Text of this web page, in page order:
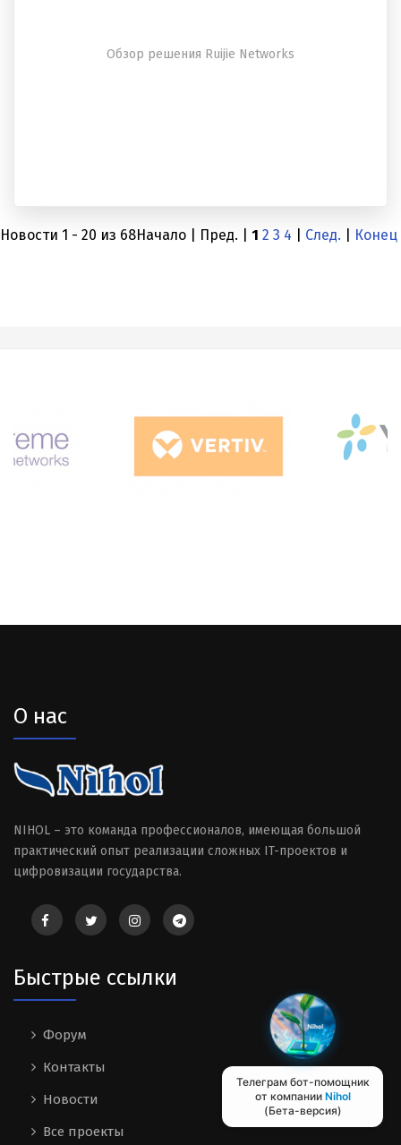
Телеграм бот-помощник
от компании Nihol
(Бета-версия)
Обзор решения Ruijie Networks
Новости 1 - 20 из 68Начало | Пред. | 1 2 3 4 След. Конец
О нас
NIHOL – это команда профессионалов, имеющая большой
практический опыт реализации сложных IT-проектов и
цифровизации государства.
Быстрые ссылки
Форум
Контакты
Новости
Все проекты